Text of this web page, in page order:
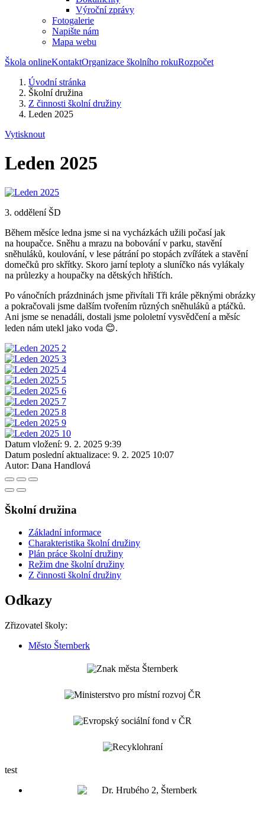
Výroční zprávy
Fotogalerie
Napište nám
Mapa webu
Škola onlineKontaktOrganizace školního rokuRozpočet
Úvodní stránka
Školní družina
Z činnosti školní družiny
Leden 2025
Vytisknout
Leden 2025
3. oddělení ŠD
Během měsíce ledna jsme si na vycházkách užili počasí jak
na houpačce. Sněhu a mrazu na bobování v parku, stavění
sněhuláků, koulování, v lese pátrání po stopách zvířátek a stavění
domečků pro skřítky. Skoro jarní teploty a sluníčko nás vylákaly
na průlezky a houpačky na dětských hřištích.
Po vánočních prázdninách jsme přivítali Tři krále pěknými obrázky
a pokračovali jsme dalším tvořením různých sněhuláků a ptáčků.
Ani jsme se nenadáli, dostali jsme pololetní vysvědčení a měsíc
leden nám utekl jako voda 😊.
Datum vložení: 9. 2. 2025 9:39
Datum poslední aktualizace: 9. 2. 2025 10:07
Autor: Dana Handlová
Školní družina
Základní informace
Charakteristika školní družiny
Plán práce školní družiny
Režim dne školní družiny
Z činnosti školní družiny
Odkazy
Zřizovatel školy:
Město Šternberk
test